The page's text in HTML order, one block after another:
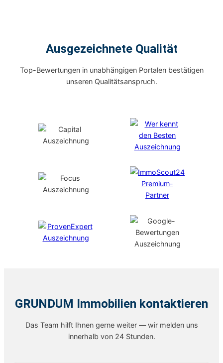
Ausgezeichnete Qualität
Top-Bewertungen in unabhängigen Portalen bestätigen
unseren Qualitätsanspruch.
GRUNDUM Immobilien kontaktieren
Das Team hilft Ihnen gerne weiter — wir melden uns
innerhalb von 24 Stunden.